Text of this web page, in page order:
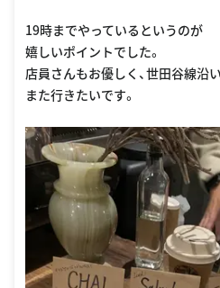
19時までやっているというのが
嬉しいポイントでした。
店員さんもお優しく、世田谷線沿
また行きたいです。